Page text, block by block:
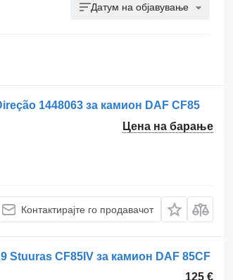
Датум на објавување
1448063 за камион DAF CF85
Цена на барање
Контактирајте го продавачот
Stuuras CF85IV за камион DAF 85CF
125 €